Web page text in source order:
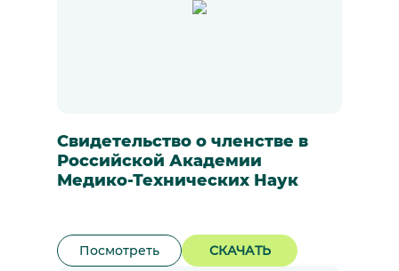
Свидетельство о членстве в
Российской Академии
Медико-Технических Наук
Посмотреть СКАЧАТЬ